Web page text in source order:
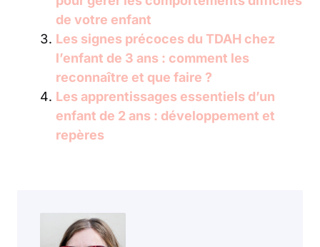
de votre enfant
Les signes précoces du TDAH chez
l’enfant de 3 ans : comment les
reconnaître et que faire ?
Les apprentissages essentiels d’un
enfant de 2 ans : développement et
repères